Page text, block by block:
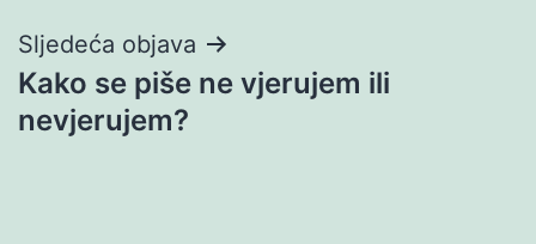
Sljedeća objava
Kako se piše ne vjerujem ili
nevjerujem?